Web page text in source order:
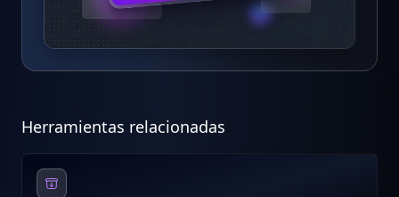
Herramientas relacionadas